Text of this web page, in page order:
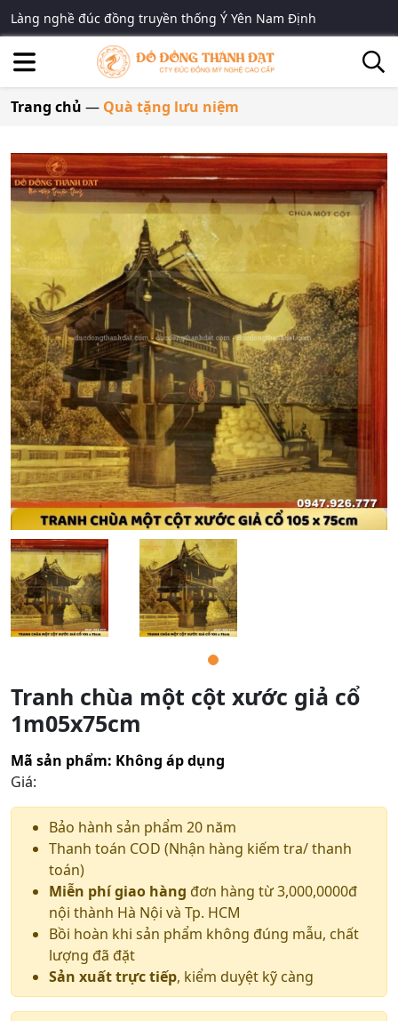
Làng nghề đúc đồng truyền thống Ý Yên Nam Định
Trang chủ — Quà tặng lưu niệm
Tranh chùa một cột xước giả cổ
1m05x75cm
Mã sản phẩm: Không áp dụng
Giá:
Bảo hành sản phẩm 20 năm
Thanh toán COD (Nhận hàng kiếm tra/ thanh
toán)
Miễn phí giao hàng đơn hàng từ 3,000,0000đ
nội thành Hà Nội và Tp. HCM
Bồi hoàn khi sản phẩm không đúng mẫu, chất
lượng đã đặt
Sản xuất trực tiếp, kiểm duyệt kỹ càng